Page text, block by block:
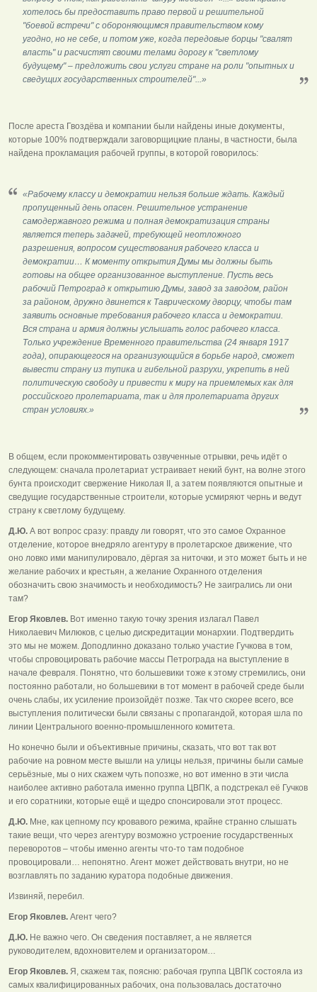
хотелось бы предоставить право первой и решительной
"боевой встречи" с обороняющимся правительством кому
угодно, но не себе, и потом уже, когда передовые борцы "свалят
власть" и расчистят своими телами дорогу к "светлому
будущему" – предложить свои услуги стране на роли "опытных и
сведущих государственных строителей"...»
После ареста Гвоздёва и компании были найдены иные документы,
которые 100% подтверждали заговорщицкие планы, в частности, была
найдена прокламация рабочей группы, в которой говорилось:
«Рабочему классу и демократии нельзя больше ждать. Каждый
пропущенный день опасен. Решительное устранение
самодержавного режима и полная демократизация страны
является теперь задачей, требующей неотложного
разрешения, вопросом существования рабочего класса и
демократии… К моменту открытия Думы мы должны быть
готовы на общее организованное выступление. Пусть весь
рабочий Петроград к открытию Думы, завод за заводом, район
за районом, дружно двинется к Таврическому дворцу, чтобы там
заявить основные требования рабочего класса и демократии.
Вся страна и армия должны услышать голос рабочего класса.
Только учреждение Временного правительства (24 января 1917
года), опирающегося на организующийся в борьбе народ, сможет
вывести страну из тупика и гибельной разрухи, укрепить в ней
политическую свободу и привести к миру на приемлемых как для
российского пролетариата, так и для пролетариата других
стран условиях.»
В общем, если прокомментировать озвученные отрывки, речь идёт о
следующем: сначала пролетариат устраивает некий бунт, на волне этого
бунта происходит свержение Николая II, а затем появляются опытные и
сведущие государственные строители, которые усмиряют чернь и ведут
страну к светлому будущему.
Д.Ю. А вот вопрос сразу: правду ли говорят, что это самое Охранное
отделение, которое внедряло агентуру в пролетарское движение, что
оно ловко ими манипулировало, дёргая за ниточки, и это может быть и не
желание рабочих и крестьян, а желание Охранного отделения
обозначить свою значимость и необходимость? Не заигрались ли они
там?
Егор Яковлев. Вот именно такую точку зрения излагал Павел
Николаевич Милюков, с целью дискредитации монархии. Подтвердить
это мы не можем. Доподлинно доказано только участие Гучкова в том,
чтобы спровоцировать рабочие массы Петрограда на выступление в
начале февраля. Понятно, что большевики тоже к этому стремились, они
постоянно работали, но большевики в тот момент в рабочей среде были
очень слабы, их усиление произойдёт позже. Так что скорее всего, все
выступления политически были связаны с пропагандой, которая шла по
линии Центрального военно-промышленного комитета.
Но конечно были и объективные причины, сказать, что вот так вот
рабочие на ровном месте вышли на улицы нельзя, причины были самые
серьёзные, мы о них скажем чуть попозже, но вот именно в эти числа
наиболее активно работала именно группа ЦВПК, а подстрекал её Гучков
и его соратники, которые ещё и щедро спонсировали этот процесс.
Д.Ю. Мне, как цепному псу кровавого режима, крайне странно слышать
такие вещи, что через агентуру возможно устроение государственных
переворотов – чтобы именно агенты что-то там подобное
провоцировали… непонятно. Агент может действовать внутри, но не
возглавлять по заданию куратора подобные движения.
Извиняй, перебил.
Егор Яковлев. Агент чего?
Д.Ю. Не важно чего. Он сведения поставляет, а не является
руководителем, вдохновителем и организатором…
Егор Яковлев. Я, скажем так, поясню: рабочая группа ЦВПК состояла из
самых квалифицированных рабочих, она пользовалась достаточно